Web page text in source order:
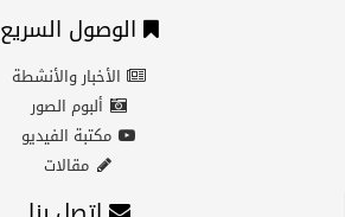
الوصول السريع
الأخبار والأنشطة
ألبوم الصور
مكتبة الفيديو
مقالات